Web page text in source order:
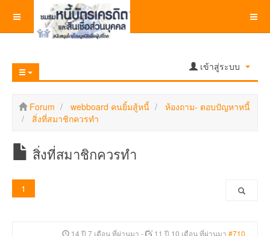
เข้าสู่ระบบ
Forum webboard คนยิ้มสู้หนี้
ห้องถาม- ตอบปัญหาหนี้
สิ่งที่สมาชิกควรทำ
สิ่งที่สมาชิกควรทำ
1
14 ปี 7 เดือน ที่ผ่านมา - 11 ปี 10 เดือน ที่ผ่านมา #710